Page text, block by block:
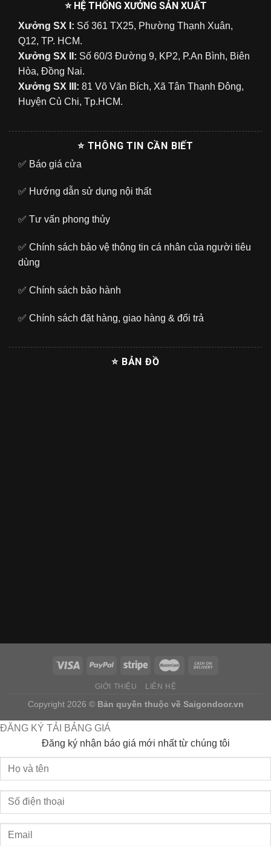
⭐ HỆ THỐNG XƯỞNG SẢN XUẤT
Xưởng SX I: Số 361 TX25, Phường Thạnh Xuân,
Q12, TP. HCM.
Xưởng SX II: Số 60/3 Đường 9, KP2, P.An Bình, Biên
Hòa, Đồng Nai.
Xưởng SX III: 81 Võ Văn Bích, Xã Tân Thạnh Đông,
Huyện Củ Chi, Tp.HCM.
⭐ THÔNG TIN CẦN BIẾT
✅ Báo giá cửa
✅ Hướng dẫn sử dụng nội thất
✅ Tư vấn phong thủy
✅ Chính sách bảo vệ thông tin cá nhân của người tiêu
dùng
✅ Chính sách bảo hành
✅ Chính sách đặt hàng, giao hàng & đổi trả
⭐ BẢN ĐỒ
GIỚI THIỆU LIÊN HỆ
Copyright 2026 © Bản quyền thuộc về Saigondoor.vn
ĐĂNG KÝ TẢI BẢNG GIÁ
Đăng ký nhận báo giá mới nhất từ chúng tôi